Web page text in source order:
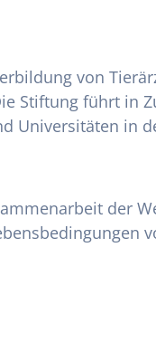
von
Stiftung führt in
Universitäten in
der